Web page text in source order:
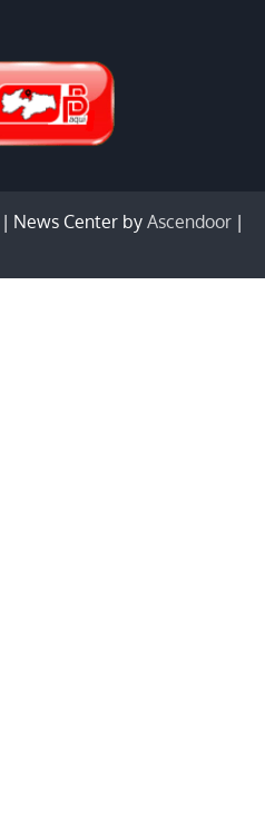
| News Center by Ascendoor |